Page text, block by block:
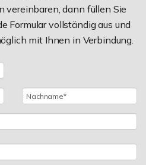
vereinbaren, dann füllen Sie
Formular vollständig aus und
mit Ihnen in Verbindung.